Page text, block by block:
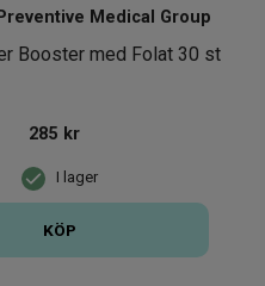
Booster med Folat 30 st
Medical Group
I lager
285 kr
KÖP